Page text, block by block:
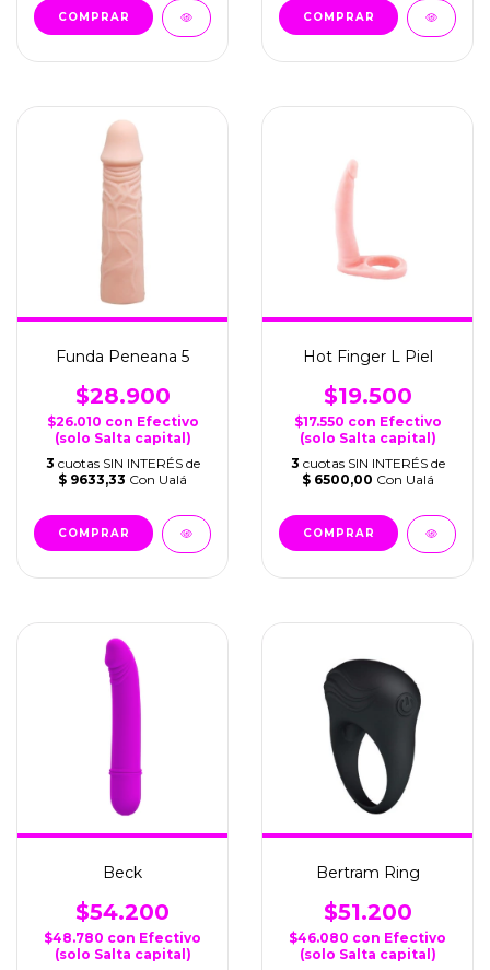
Funda Peneana 5
$28.900
$26.010 con Efectivo
(solo Salta capital)
3 cuotas SIN INTERÉS de
$ 9633,33 Con Ualá
Hot Finger L Piel
$19.500
$17.550 con Efectivo
(solo Salta capital)
3 cuotas SIN INTERÉS de
$ 6500,00 Con Ualá
Beck
$54.200
$48.780 con Efectivo
(solo Salta capital)
Bertram Ring
$51.200
$46.080 con Efectivo
(solo Salta capital)